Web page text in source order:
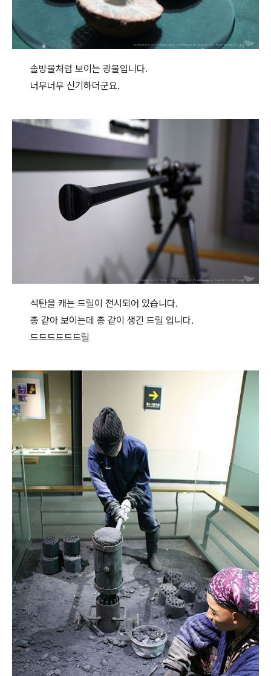
솔방울처럼 보이는 광물입니다.
너무너무 신기하더군요.
석탄을 캐는 드릴이 전시되어 있습니다.
총 같아 보이는데 총 같이 생긴 드릴 입니다.
드드드드드드릴